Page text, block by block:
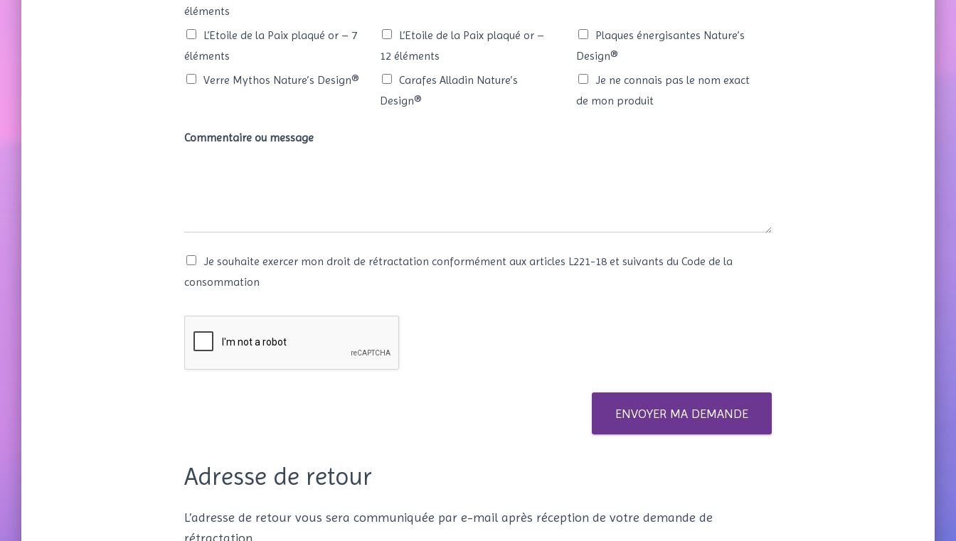
éléments
L’Etoile de la Paix plaqué or – 7
éléments
L’Etoile de la Paix plaqué or –
12 éléments
Plaques énergisantes Nature’s
Design®
Verre Mythos Nature’s Design®
Carafes Alladin Nature’s
Design®
Je ne connais pas le nom exact
de mon produit
Commentaire ou message
d
o
P
u
Je souhaite exercer mon droit de rétractation conformément aux articles L221-18 et suivants du Code de la
consommation
ENVOYER MA DEMANDE
Adresse de retour
L’adresse de retour vous sera communiquée par e-mail après réception de votre demande de
rétractation.